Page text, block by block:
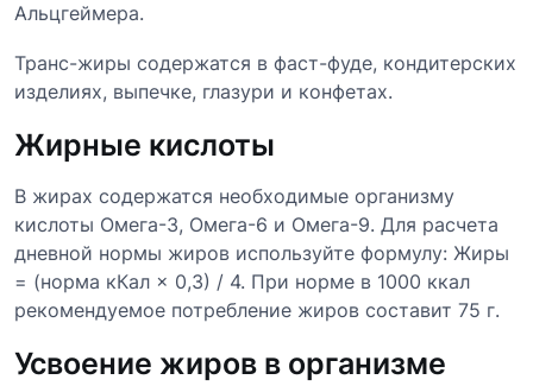
Альцгеймера.
Транс-жиры содержатся в фаст-фуде, кондитерских
изделиях, выпечке, глазури и конфетах.
Жирные кислоты
В жирах содержатся необходимые организму
кислоты Омега-3, Омега-6 и Омега-9. Для расчета
дневной нормы жиров используйте формулу: Жиры
= (норма кКал × 0,3) / 4. При норме в 1000 ккал
рекомендуемое потребление жиров составит 75 г.
Усвоение жиров в организме